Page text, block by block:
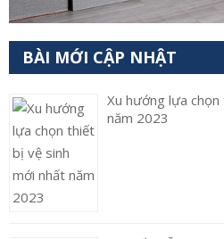
BÀI MỚI CẬP NHẬT
Xu hướng lựa
năm 2023